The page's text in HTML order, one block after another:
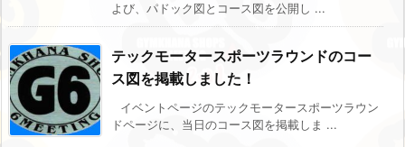
よび、パドック図とコース図を公開し ...
テックモータースポーツラウンドのコー
ス図を掲載しました！
イベントページのテックモータースポーツラウン
ドページに、当日のコース図を掲載しま ...